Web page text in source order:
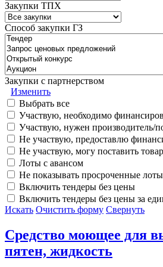
Закупки ТПХ
Способ закупки ГЗ
Закупки с партнерством
Изменить
Выбрать все
Участвую, необходимо
Участвую, нужен производитель/
Не участвую, предоставлю
Не участвую, могу поставить
Лоты с авансом
Не показывать просроченные лоты
Включить тендеры без цены
Включить тендеры без цены за
Искать Очистить форму Свернуть
Средство моющее для
пятен, жидкость